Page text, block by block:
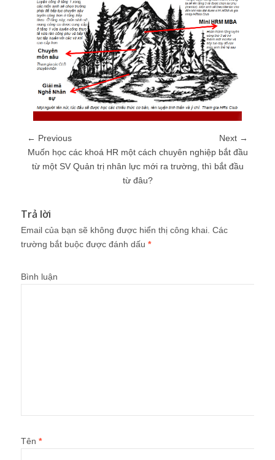
← Previous
Next →
Muốn học các khoá HR một cách chuyên nghiệp bắt đầu
từ một SV Quản trị nhân lực mới ra trường, thì bắt đầu
từ đâu?
Trả lời
Email của bạn sẽ không được hiển thị công khai. Các
trường bắt buộc được đánh dấu *
Bình luận
Tên *